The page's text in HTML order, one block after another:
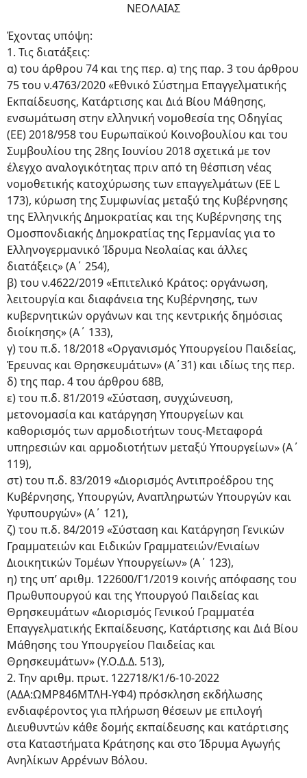
ΝΕΟΛΑΙΑΣ
Έχοντας υπόψη:
1. Τις διατάξεις:
α) του άρθρου 74 και της περ. α) της παρ. 3 του άρθρου
75 του ν.4763/2020 «Εθνικό Σύστημα Επαγγελματικής
Εκπαίδευσης, Κατάρτισης και Διά Βίου Μάθησης,
ενσωμάτωση στην ελληνική νομοθεσία της Οδηγίας
(ΕΕ) 2018/958 του Ευρωπαϊκού Κοινοβουλίου και του
Συμβουλίου της 28ης Ιουνίου 2018 σχετικά με τον
έλεγχο αναλογικότητας πριν από τη θέσπιση νέας
νομοθετικής κατοχύρωσης των επαγγελμάτων (EE L
173), κύρωση της Συμφωνίας μεταξύ της Κυβέρνησης
της Ελληνικής Δημοκρατίας και της Κυβέρνησης της
Ομοσπονδιακής Δημοκρατίας της Γερμανίας για το
Ελληνογερμανικό Ίδρυμα Νεολαίας και άλλες
διατάξεις» (Α΄ 254),
β) του ν.4622/2019 «Επιτελικό Κράτος: οργάνωση,
λειτουργία και διαφάνεια της Κυβέρνησης, των
κυβερνητικών οργάνων και της κεντρικής δημόσιας
διοίκησης» (Α΄ 133),
γ) του π.δ. 18/2018 «Οργανισμός Υπουργείου Παιδείας,
Έρευνας και Θρησκευμάτων» (Α΄31) και ιδίως της περ.
δ) της παρ. 4 του άρθρου 68Β,
ε) του π.δ. 81/2019 «Σύσταση, συγχώνευση,
μετονομασία και κατάργηση Υπουργείων και
καθορισμός των αρμοδιοτήτων τους-Μεταφορά
υπηρεσιών και αρμοδιοτήτων μεταξύ Υπουργείων» (Α΄
119),
στ) του π.δ. 83/2019 «Διορισμός Αντιπροέδρου της
Κυβέρνησης, Υπουργών, Αναπληρωτών Υπουργών και
Υφυπουργών» (Α΄ 121),
ζ) του π.δ. 84/2019 «Σύσταση και Κατάργηση Γενικών
Γραμματειών και Ειδικών Γραμματειών/Ενιαίων
Διοικητικών Τομέων Υπουργείων» (Α΄ 123),
η) της υπ’ αριθμ. 122600/Γ1/2019 κοινής απόφασης του
Πρωθυπουργού και της Υπουργού Παιδείας και
Θρησκευμάτων «Διορισμός Γενικού Γραμματέα
Επαγγελματικής Εκπαίδευσης, Κατάρτισης και Διά Βίου
Μάθησης του Υπουργείου Παιδείας και
Θρησκευμάτων» (Υ.Ο.Δ.Δ. 513),
2. Την αριθμ. πρωτ. 122718/Κ1/6-10-2022
(ΑΔΑ:ΩΜΡ846ΜΤΛΗ-ΥΦ4) πρόσκληση εκδήλωσης
ενδιαφέροντος για πλήρωση θέσεων με επιλογή
Διευθυντών κάθε δομής εκπαίδευσης και κατάρτισης
στα Καταστήματα Κράτησης και στο Ίδρυμα Αγωγής
Ανηλίκων Αρρένων Βόλου.